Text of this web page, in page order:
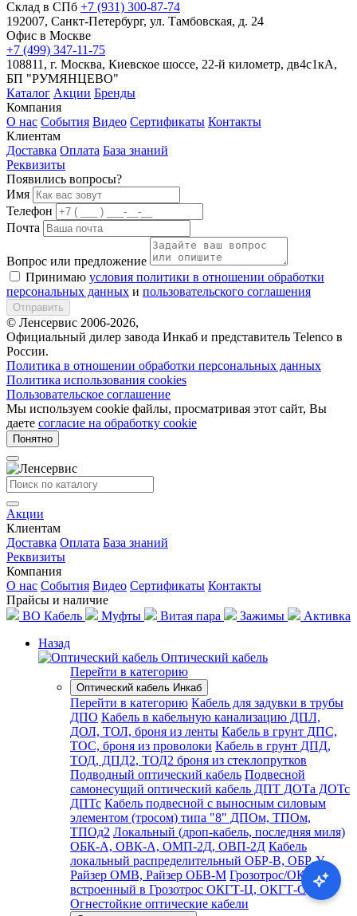
Склад в СПб +7 (931) 300-87-74
192007, Санкт-Петербург, ул. Тамбовская, д. 24
Офис в Москве
+7 (499) 347-11-75
108811, г. Москва, Киевское шоссе, 22-й километр, дв4с1кА,
БП "РУМЯНЦЕВО"
Каталог Акции Бренды
Компания
О нас События Видео Сертификаты Контакты
Клиентам
Доставка Оплата База знаний
Реквизиты
Появились вопросы?
Имя
Телефон
Почта
Вопрос или предложение
Принимаю условия политики в отношении обработки
персональных данных и пользовательского соглашения
Отправить
© Ленсервис 2006-2026,
Официальный дилер завода Инкаб и представитель Telenco в
России.
Политика в отношении обработки персональных данных
Политика использования cookies
Пользовательское соглашение
Мы используем cookie файлы, просматривая этот сайт, Вы
даете согласие на обработку cookie
Понятно
Акции
Клиентам
Доставка Оплата База знаний
Реквизиты
Компания
О нас События Видео Сертификаты Контакты
Прайсы и наличие
ВО Кабель
Муфты Витая пара Зажимы
Активка
Назад
Оптический кабель
Перейти в категорию
Оптический кабель Инкаб
Перейти в категорию Кабель для задувки в трубы
ДПО Кабель в кабельную канализацию ДПЛ,
ДОЛ, ТОЛ, броня из ленты Кабель в грунт ДПС,
ТОС, броня из проволоки Кабель в грунт ДПД,
ТОД, ДПД2, ТОД2 броня из стеклопрутков
Подводный оптический кабель Подвесной
самонесущий оптический кабель ДПТ ДОТа ДОТс
ДПТс Кабель подвесной с выносным силовым
элементом (тросом) типа "8" ДПОм, ТПОм,
ТПОд2 Локальный (дроп-кабель, последняя миля)
ОБК-А, ОВК-А, ОМП-2Д, ОВП-2Д Кабель
локальный распределительный ОБР-В, ОБР-У,
Райзер ОМВ, Райзер ОБВ-М Грозотрос/ОКГТ,
встроенный в Грозотрос ОКГТ-Ц, ОКГТ-С
Огнестойкие оптические кабели